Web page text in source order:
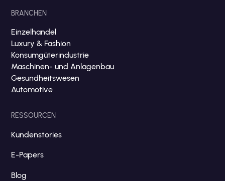
BRANCHEN
Einzelhandel
Luxury & Fashion
Konsumgüterindustrie
Maschinen- und Anlagenbau
Gesundheitswesen
Automotive
RESSOURCEN
Kundenstories
E-Papers
Blog